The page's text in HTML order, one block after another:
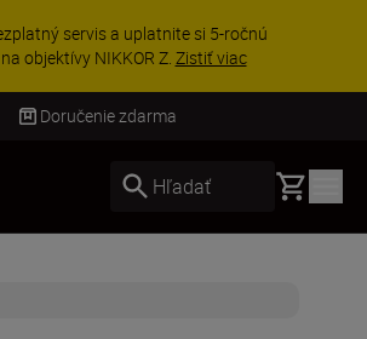
servis a uplatnite si 5-ročnú
objektívy NIKKOR Z. Zistiť viac
Doručenie zdarma
Hľadať Basket